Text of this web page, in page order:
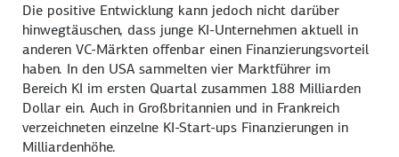
Die positive Entwicklung kann jedoch nicht darüber
hinwegtäuschen, dass junge KI-Unternehmen aktuell in
anderen VC-Märkten offenbar einen Finanzierungsvorteil
haben. In den USA sammelten vier Marktführer im
Bereich KI im ersten Quartal zusammen 188 Milliarden
Dollar ein. Auch in Großbritannien und in Frankreich
verzeichneten einzelne KI-Start-ups Finanzierungen in
Milliardenhöhe.